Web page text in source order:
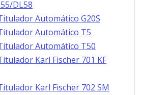
DL58
Automático G20S
Automático T5
Automático T50
Karl Fischer 701 KF
Karl Fischer 702 SM